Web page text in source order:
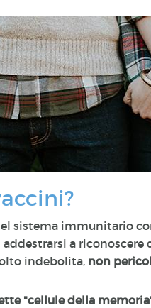
sistema immunitario
a
indebolita, non
"cellule della